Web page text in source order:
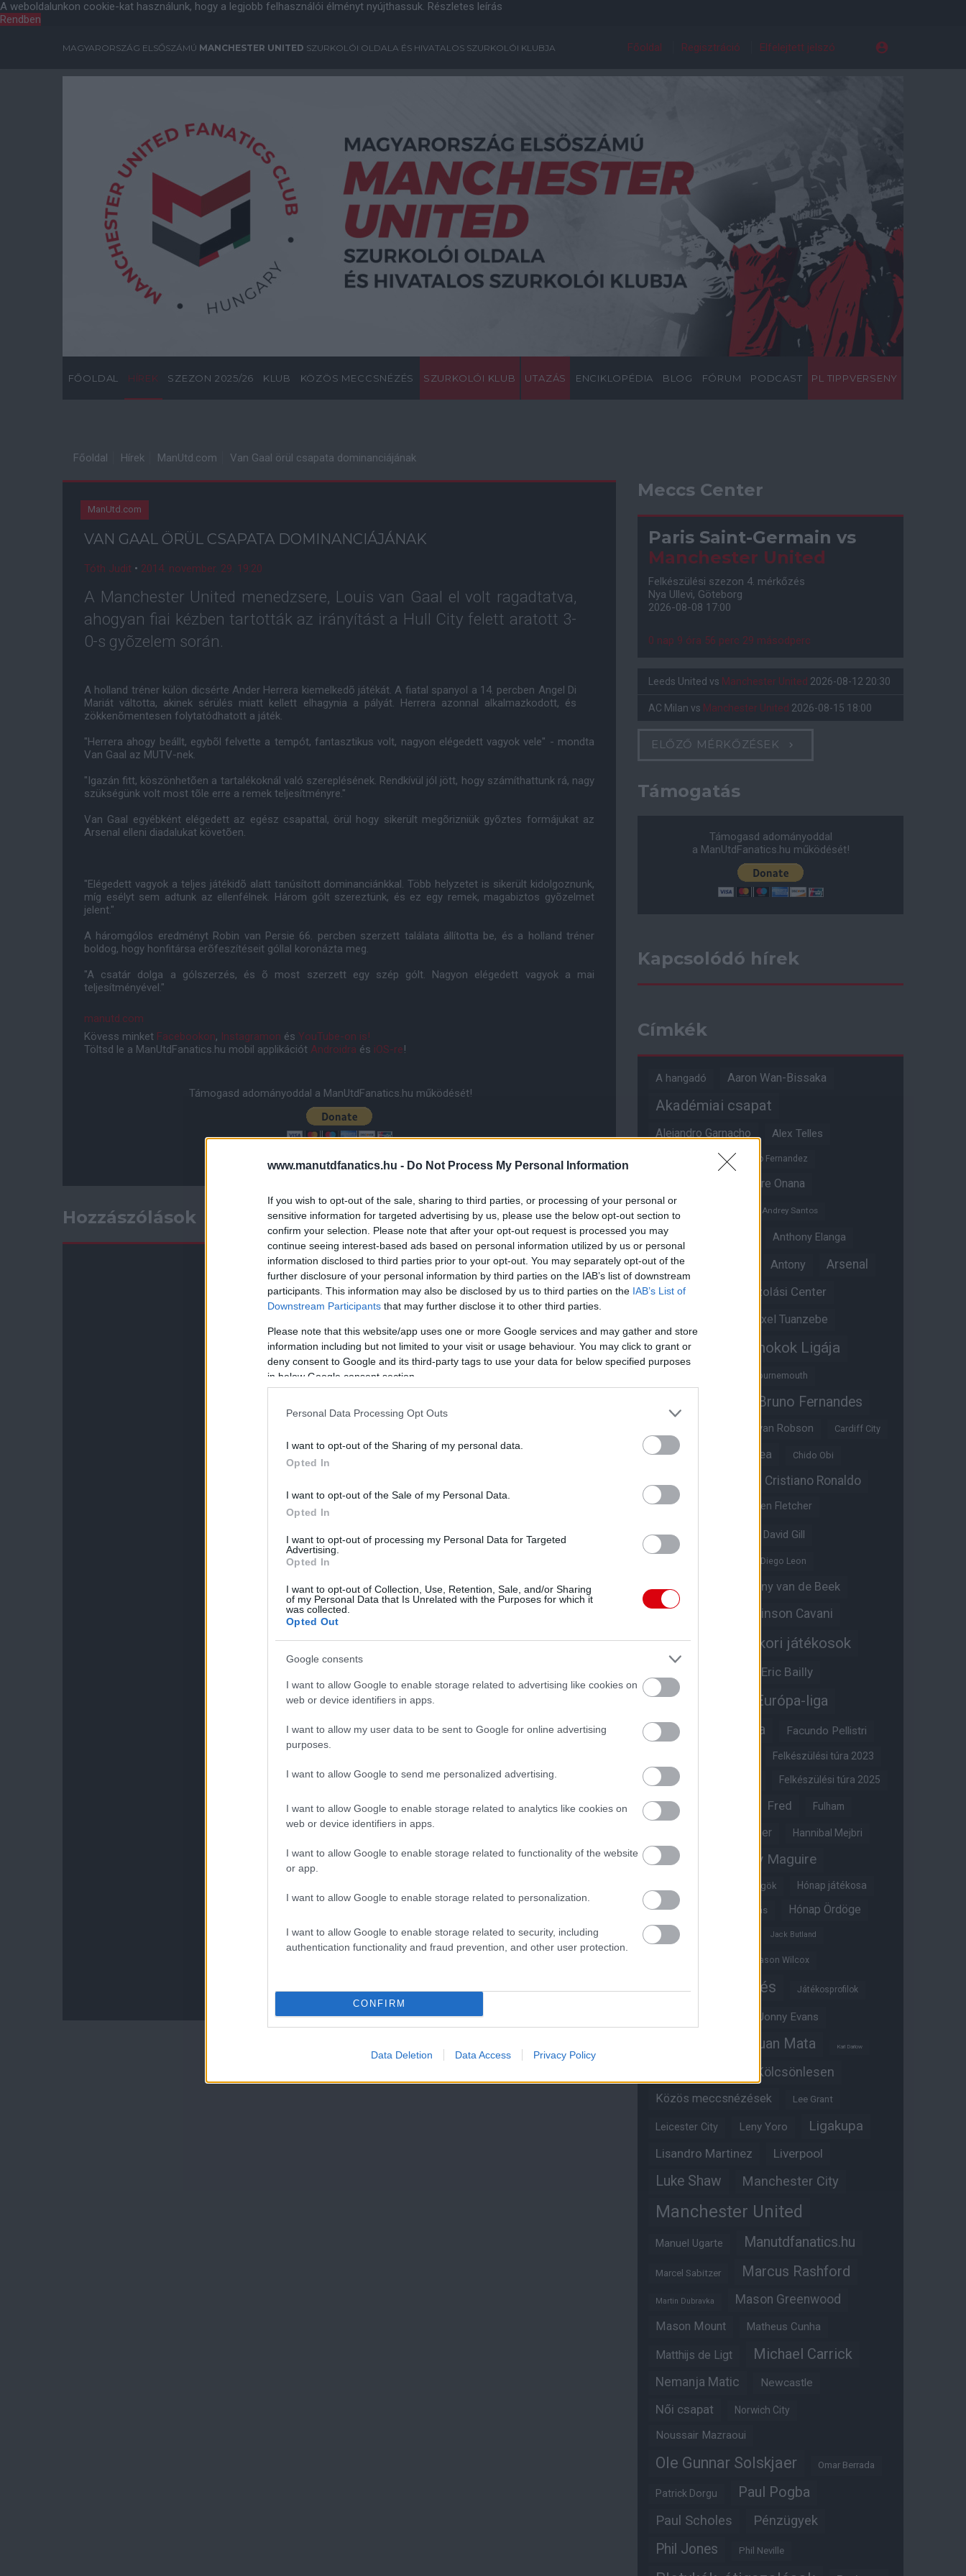
www.manutdfanatics.hu - Do Not Process My Personal Information
If you wish to opt-out of the sale, sharing to third parties, or processing of your personal or
sensitive information for targeted advertising by us, please use the below opt-out section to
confirm your selection. Please note that after your opt-out request is processed you may
continue seeing interest-based ads based on personal information utilized by us or personal
information disclosed to third parties prior to your opt-out. You may separately opt-out of the
further disclosure of your personal information by third parties on the IAB’s list of downstream
participants. This information may also be disclosed by us to third parties on the IAB’s List of
Downstream Participants that may further disclose it to other third parties.
Please note that this website/app uses one or more Google services and may gather and store
information including but not limited to your visit or usage behaviour. You may click to grant or
deny consent to Google and its third-party tags to use your data for below specified purposes
in below Google consent section.
Personal Data Processing Opt Outs
I want to opt-out of the Sharing of my personal data.
Opted In
I want to opt-out of the Sale of my Personal Data.
Opted In
I want to opt-out of processing my Personal Data for Targeted
Advertising.
Opted In
I want to opt-out of Collection, Use, Retention, Sale, and/or Sharing
of my Personal Data that Is Unrelated with the Purposes for which it
was collected.
Opted Out
Google consents
I want to allow Google to enable storage related to advertising like cookies on
web or device identifiers in apps.
I want to allow my user data to be sent to Google for online advertising
purposes.
I want to allow Google to send me personalized advertising.
I want to allow Google to enable storage related to analytics like cookies on
web or device identifiers in apps.
I want to allow Google to enable storage related to functionality of the website
or app.
I want to allow Google to enable storage related to personalization.
I want to allow Google to enable storage related to security, including
authentication functionality and fraud prevention, and other user protection.
CONFIRM
Data Deletion Data Access Privacy Policy
A weboldalunkon cookie-kat használunk, hogy a legjobb felhasználói élményt nyújthassuk. Részletes leírás
Rendben
MAGYARORSZÁG ELSŐSZÁMÚ MANCHESTER UNITED SZURKOLÓI OLDALA ÉS HIVATALOS SZURKOLÓI KLUBJA Főoldal Regisztráció Elfelejtett jelszó
FŐOLDAL HÍREK SZEZON 2025/26 KLUB KÖZÖS MECCSNÉZÉS SZURKOLÓI KLUB UTAZÁS ENCIKLOPÉDIA BLOG FÓRUM PODCAST PL TIPPVERSENY
Főoldal Hírek ManUtd.com Van Gaal örül csapata dominanciájának
ManUtd.com
VAN GAAL ÖRÜL CSAPATA DOMINANCIÁJÁNAK
Tóth Judit • 2014. november. 29. 19:20
A Manchester United menedzsere, Louis van Gaal el volt ragadtatva,
ahogyan fiai kézben tartották az irányítást a Hull City felett aratott 3-
0-s gyõzelem során.
A holland tréner külön dicsérte Ander Herrera kiemelkedõ játékát. A fiatal spanyol a 14. percben Angel Di
Mariát váltotta, akinek sérülés miatt kellett elhagynia a pályát. Herrera azonnal alkalmazkodott, és
zökkenõmentesen folytatódhatott a játék.
"Herrera ahogy beállt, egybõl felvette a tempót, fantasztikus volt, nagyon elégedett vagyok vele" - mondta
Van Gaal az MUTV-nek.
"Igazán fitt, köszönhetõen a tartalékoknál való szereplésének. Rendkívül jól jött, hogy számíthattunk rá, nagy
szükségünk volt most tõle erre a remek teljesítményre."
Van Gaal egyébként elégedett az egész csapattal, örül hogy sikerült megõrizniük gyõztes formájukat az
Arsenal elleni diadalukat követõen.
"Elégedett vagyok a teljes játékidõ alatt tanúsított dominanciánkkal. Több helyzetet is sikerült kidolgoznunk,
míg esélyt sem adtunk az ellenfélnek. Három gólt szereztünk, és ez egy remek, magabiztos gyõzelmet
jelent."
A háromgólos eredményt Robin van Persie 66. percben szerzett találata állította be, és a holland tréner
boldog, hogy honfitársa erõfeszítéseit góllal koronázta meg.
"A csatár dolga a gólszerzés, és õ most szerzett egy szép gólt. Nagyon elégedett vagyok a mai
teljesítményével."
manutd.com
Kövess minket Facebookon, Instagramon és YouTube-on is!
Töltsd le a ManUtdFanatics.hu mobil applikációt Androidra és iOS-re!
Támogasd adományoddal a ManUtdFanatics.hu működését!
Hozzászólások
Meccs Center
Paris Saint-Germain vs
Manchester United
Felkészülési szezon 4. mérkőzés
Nya Ullevi, Göteborg
2026-08-08 17:00
0 nap 9 óra 56 perc 28 másodperc
Leeds United vs Manchester United 2026-08-12 20:30
AC Milan vs Manchester United 2026-08-15 18:00
ELŐZŐ MÉRKŐZÉSEK
Támogatás
Támogasd adományoddal
a ManUtdFanatics.hu működését!
Kapcsolódó hírek
Címkék
A hangadó Aaron Wan-Bissaka
Akadémiai csapat
Alejandro Garnacho Alex Telles
Alvaro Fernandez
Andre Onana
Andreas Pereira
Andrey Santos
Angol válogatott Anthony Elanga
Anthony Martial Antony Arsenal
Aston Villa Átigazolási Center
Axel Tuanzebe
Ayden Heaven Bajnokok Ligája
Bournemouth
Bruno Fernandes
Bryan Robson Cardiff City
Casemiro Chelsea Chido Obi
Cristiano Ronaldo
Crystal Palace Darren Fletcher
David De Gea David Gill
Diego Leon
Diogo Dalot
Donny van de Beek
Edinson Cavani
Edzői stáb Egykori játékosok
Eric Bailly
Erik ten Hag Európa-liga
Everton FA-kupa Facundo Pellistri
Felkészülési túra 2023
Felkészülési túra 2024 Felkészülési túra 2025
Felkészülési túra 2026 Fred Fulham
Glazer Hannibal Mejbri
Harry Amass Harry Maguire
Híres magyar Vörös Ördögök Hónap játékosa
Hónap legjobbja szavazás Hónap Ördöge
Hull City Jack Butland
Jason Wilcox
Játékosértékelés Játékosprofilok
Jonny Evans
Juan Mata Karl Darlow
Kölcsönlesen
Közös meccsnézések Lee Grant
Leicester City Leny Yoro Ligakupa
Lisandro Martinez Liverpool
Luke Shaw Manchester City
Manchester United
Manuel Ugarte Manutdfanatics.hu
Marcel Sabitzer Marcus Rashford
Martin Dubravka Mason Greenwood
Mason Mount Matheus Cunha
Matthijs de Ligt Michael Carrick
Nemanja Matic Newcastle
Női csapat Norwich City
Noussair Mazraoui
Ole Gunnar Solskjaer Omar Berrada
Patrick Dorgu Paul Pogba
Paul Scholes Pénzügyek
Phil Jones Phil Neville